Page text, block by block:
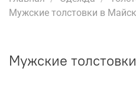
Мужские толстовки в
Мужские